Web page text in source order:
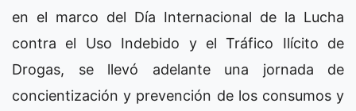
en el marco del Día Internacional de la Lucha
contra el Uso Indebido y el Tráfico Ilícito de
Drogas, se llevó adelante una jornada de
concientización y prevención de los consumos y